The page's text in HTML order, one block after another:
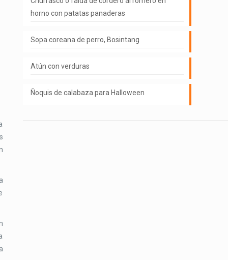
horno con patatas panaderas
Sopa coreana de perro, Bosintang
Atún con verduras
Ñoquis de calabaza para Halloween